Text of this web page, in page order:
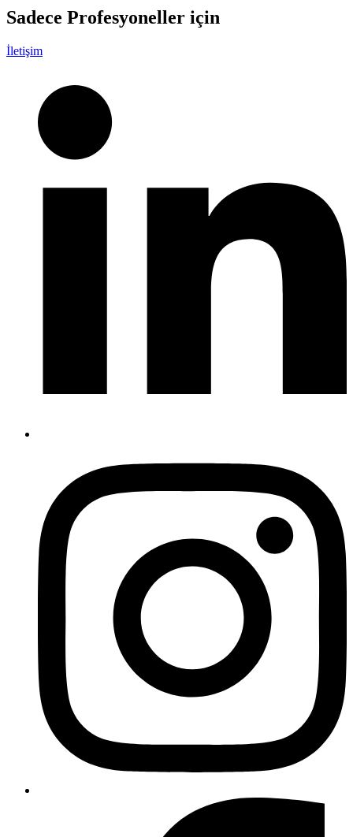
Sadece Profesyoneller için
İletişim